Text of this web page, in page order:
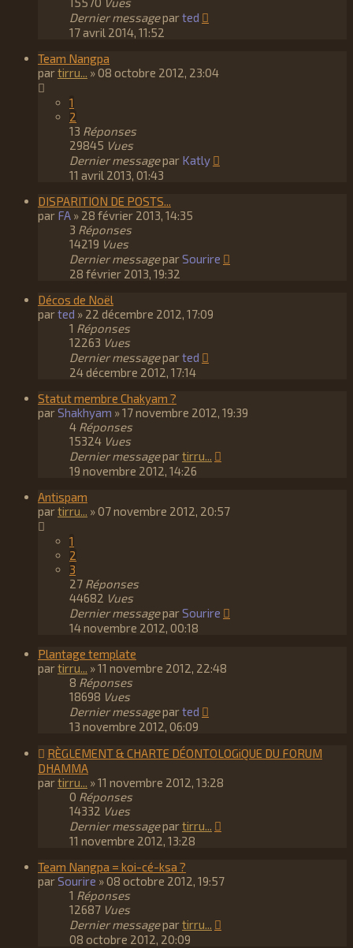
Dernier messageparted
17 avril 2014, 11:52
Team Nangpa
partirru... »08 octobre 2012, 23:04
1
2
13 Réponses
29845 Vues
Dernier messagepar Katly
11 avril 2013, 01:43
DISPARITION DE POSTS...
par FA » 28 février 2013, 14:35
3 Réponses
14219 Vues
Dernier messageparSourire
28 février 2013, 19:32
Décos de Noël
parted » 22 décembre 2012, 17:09
1 Réponses
12263 Vues
Dernier messageparted
24 décembre 2012, 17:14
Statut membre Chakyam ?
parShakhyam »17 novembre 2012, 19:39
4 Réponses
15324 Vues
Dernier messagepartirru...
19 novembre 2012, 14:26
Antispam
partirru... »07 novembre 2012, 20:57
1
2
3
27 Réponses
44682 Vues
Dernier messageparSourire
14 novembre 2012, 00:18
Plantage template
partirru... »11 novembre 2012, 22:48
8 Réponses
18698 Vues
Dernier messageparted
13 novembre 2012, 06:09
RÈGLEMENT & CHARTE DÉONTOLOGiQUE DU FORUM
DHAMMA
partirru... »11 novembre 2012, 13:28
0 Réponses
14332 Vues
Dernier messagepartirru...
11 novembre 2012, 13:28
Team Nangpa = koi-cé-ksa ?
parSourire »08 octobre 2012, 19:57
1 Réponses
12687 Vues
Dernier messagepartirru...
08 octobre 2012, 20:09